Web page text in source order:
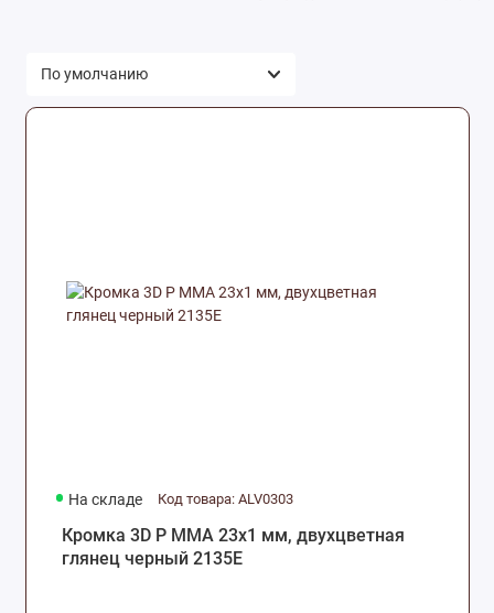
сэндвич-панели
Оборудование, инструмент и крепеж
На складе Код товара: ALV0303
Кромка 3D P MMA 23х1 мм, двухцветная
глянец черный 2135E